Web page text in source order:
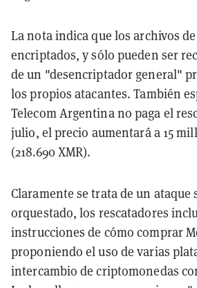
La nota indica que los archivos
encriptados, y sólo pueden ser
de un "desencriptador general"
los propios atacantes. También
Telecom Argentina no paga el
julio, el precio aumentará a 15
(218.690 XMR).
Claramente se trata de un
orquestado, los rescatadores
instrucciones de cómo comprar
proponiendo el uso de varias
intercambio de criptomonedas